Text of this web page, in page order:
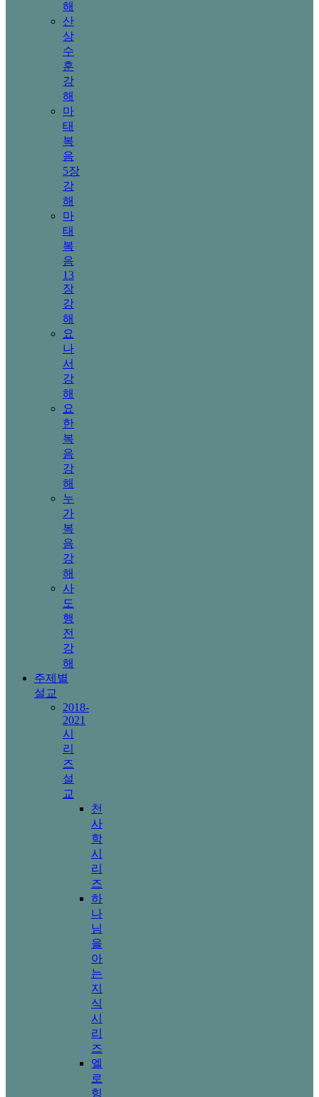
해
산
상
수
훈
강
해
마
태
복
음
5장
강
해
마
태
복
음
13
장
강
해
요
나
서
강
해
요
한
복
음
강
해
누
가
복
음
강
해
사
도
행
전
강
해
주제별
설교
2018-
2021
시
리
즈
설
교
천
사
학
시
리
즈
하
나
님
을
아
는
지
식
시
리
즈
엘
로
힘